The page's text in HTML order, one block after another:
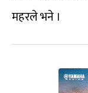
महरले भने ।